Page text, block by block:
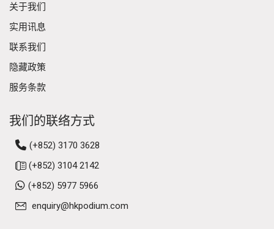
关于我们
实用讯息
联系我们
隐藏政策
服务条款
我们的联络方式
(+852) 3170 3628
(+852) 3104 2142
(+852) 5977 5966
enquiry@hkpodium.com